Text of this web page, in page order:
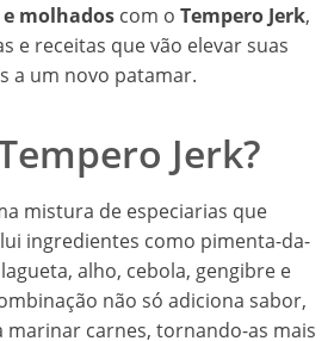
e molhados com o Tempero Jerk,
e receitas que vão elevar suas
a um novo patamar.
Jerk?
mistura de especiarias que
ingredientes como pimenta-da-
alho, cebola, gengibre e
não só adiciona sabor,
marinar carnes, tornando-as mais